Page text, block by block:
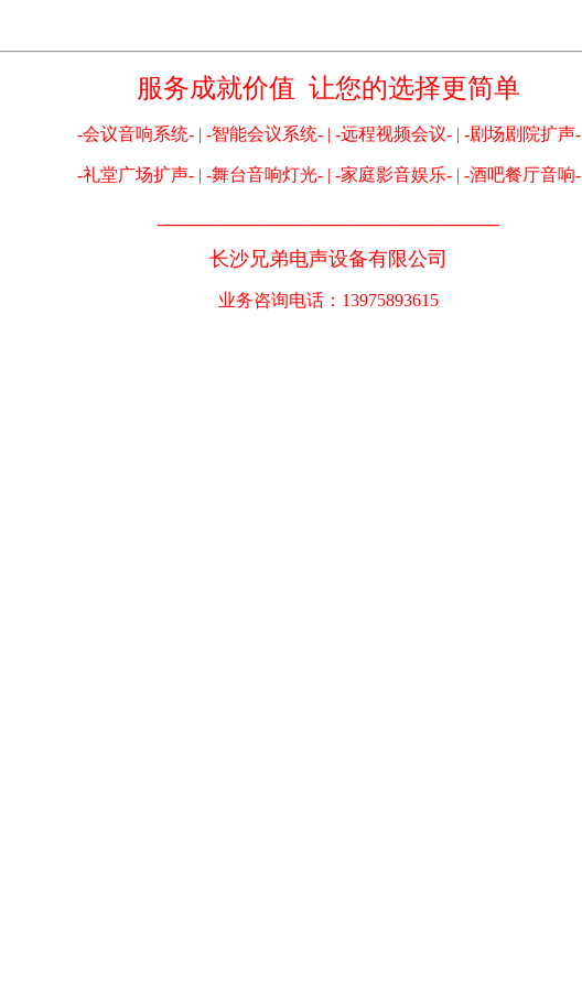
服务成就价值 让您的选择更简单
-会议音响系统- | -智能会议系统- | -远程视频会议- | -剧场剧院扩声-
-礼堂广场扩声- | -舞台音响灯光- | -家庭影音娱乐- | -酒吧餐厅音响-
长沙兄弟电声设备有限公司
业务咨询电话：13975893615